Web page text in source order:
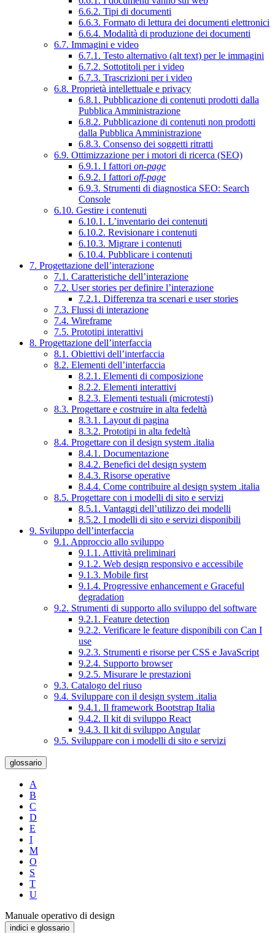
6.6.2. Tipi di documenti
6.6.3. Formato di lettura dei documenti elettronici
6.6.4. Modalità di produzione dei documenti
6.7. Immagini e video
6.7.1. Testo alternativo (alt text) per le immagini
6.7.2. Sottotitoli per i video
6.7.3. Trascrizioni per i video
6.8. Proprietà intellettuale e privacy
6.8.1. Pubblicazione di contenuti prodotti dalla
Pubblica Amministrazione
6.8.2. Pubblicazione di contenuti non prodotti
dalla Pubblica Amministrazione
6.8.3. Consenso dei soggetti ritratti
6.9. Ottimizzazione per i motori di ricerca (SEO)
6.9.1. I fattori on-page
6.9.2. I fattori off-page
6.9.3. Strumenti di diagnostica SEO: Search
Console
6.10. Gestire i contenuti
6.10.1. L’inventario dei contenuti
6.10.2. Revisionare i contenuti
6.10.3. Migrare i contenuti
6.10.4. Pubblicare i contenuti
7. Progettazione dell’interazione
7.1. Caratteristiche dell’interazione
7.2. User stories per definire l’interazione
7.2.1. Differenza tra scenari e user stories
7.3. Flussi di interazione
7.4. Wireframe
7.5. Prototipi interattivi
8. Progettazione dell’interfaccia
8.1. Obiettivi dell’interfaccia
8.2. Elementi dell’interfaccia
8.2.1. Elementi di composizione
8.2.2. Elementi interattivi
8.2.3. Elementi testuali (microtesti)
8.3. Progettare e costruire in alta fedeltà
8.3.1. Layout di pagina
8.3.2. Prototipi in alta fedeltà
8.4. Progettare con il design system .italia
8.4.1. Documentazione
8.4.2. Benefici del design system
8.4.3. Risorse operative
8.4.4. Come contribuire al design system .italia
8.5. Progettare con i modelli di sito e servizi
8.5.1. Vantaggi dell’utilizzo dei modelli
8.5.2. I modelli di sito e servizi disponibili
9. Sviluppo dell’interfaccia
9.1. Approccio allo sviluppo
9.1.1. Attività preliminari
9.1.2. Web design responsivo e accessibile
9.1.3. Mobile first
9.1.4. Progressive enhancement e Graceful
degradation
9.2. Strumenti di supporto allo sviluppo del software
9.2.1. Feature detection
9.2.2. Verificare le feature disponibili con Can I
use
9.2.3. Strumenti e risorse per CSS e JavaScript
9.2.4. Supporto browser
9.2.5. Misurare le prestazioni
9.3. Catalogo del riuso
9.4. Sviluppare con il design system .italia
9.4.1. Il framework Bootstrap Italia
9.4.2. Il kit di sviluppo React
9.4.3. Il kit di sviluppo Angular
9.5. Sviluppare con i modelli di sito e servizi
glossario
A
B
C
D
E
I
M
O
S
T
U
Manuale operativo di design
indici e glossario